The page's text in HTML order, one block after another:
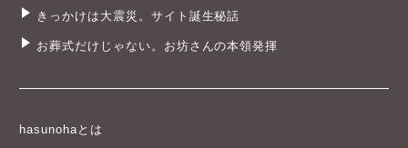
きっかけは大震災。サイト誕生秘話
お葬式だけじゃない。お坊さんの本領発揮
hasunohaとは